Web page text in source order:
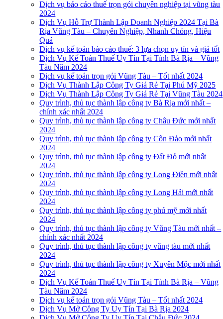
Dịch vụ báo cáo thuế trọn gói chuyên nghiệp tại vũng tàu
2024
Dịch Vụ Hỗ Trợ Thành Lập Doanh Nghiệp 2024 Tại Bà
Rịa Vũng Tàu – Chuyên Nghiệp, Nhanh Chóng, Hiệu
Quả
Dịch vụ kế toán báo cáo thuế: 3 lựa chọn uy tín và giá tốt
Dịch Vụ Kế Toán Thuế Uy Tín Tại Tỉnh Bà Rịa – Vũng
Tàu Năm 2024
Dịch vụ kế toán trọn gói Vũng Tàu – Tốt nhất 2024
Dịch Vụ Thành Lập Công Ty Giá Rẻ Tại Phú Mỹ 2025
Dịch Vụ Thành Lập Công Ty Giá Rẻ Tại Vũng Tàu 2024
Quy trình, thủ tục thành lập công ty Bà Rịa mới nhất –
chính xác nhất 2024
Quy trình, thủ tục thành lập công ty Châu Đức mới nhất
2024
Quy trình, thủ tục thành lập công ty Côn Đảo mới nhất
2024
Quy trình, thủ tục thành lập công ty Đất Đỏ mới nhất
2024
Quy trình, thủ tục thành lập công ty Long Điền mới nhất
2024
Quy trình, thủ tục thành lập công ty Long Hải mới nhất
2024
Quy trình, thủ tục thành lập công ty phú mỹ mới nhất
2024
Quy trình, thủ tục thành lập công ty Vũng Tàu mới nhất –
chính xác nhất 2024
Quy trình, thủ tục thành lập công ty vũng tàu mới nhất
2024
Quy trình, thủ tục thành lập công ty Xuyên Mộc mới nhất
2024
Dịch Vụ Kế Toán Thuế Uy Tín Tại Tỉnh Bà Rịa – Vũng
Tàu Năm 2024
Dịch vụ kế toán trọn gói Vũng Tàu – Tốt nhất 2024
Dịch Vụ Mở Công Ty Uy Tín Tại Bà Rịa 2024